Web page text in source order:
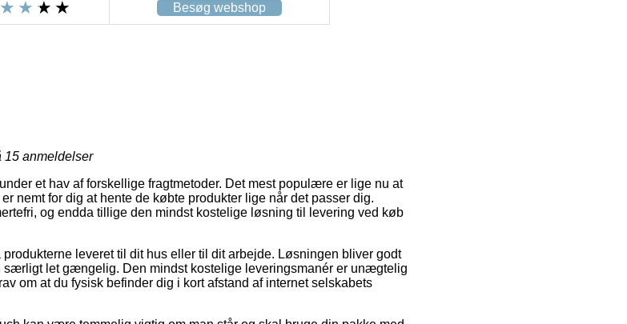
Besøg webshop
15 anmeldelser
et hav af forskellige fragtmetoder. Det mest populære er lige nu at
nemt for dig at hente de købte produkter lige når det passer dig.
og endda tillige den mindst kostelige løsning til levering ved køb
leveret til dit hus eller til dit arbejde. Løsningen bliver godt
særligt let gængelig. Den mindst kostelige leveringsmanér er unægtelig
om at du fysisk befinder dig i kort afstand af internet selskabets